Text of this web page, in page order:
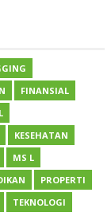
FINANSIAL
KESEHATAN
MS L
PROPERTI
TEKNOLOGI